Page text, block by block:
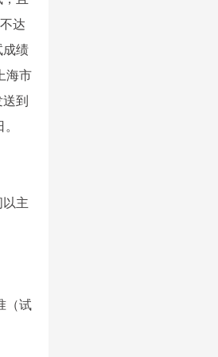
达
成绩
海市
到
主
（试